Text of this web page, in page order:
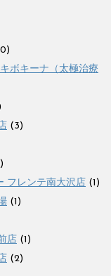
ボキーナ（太極治療
(3)
フレンテ南大沢店 (1)
(1)
店 (1)
(2)